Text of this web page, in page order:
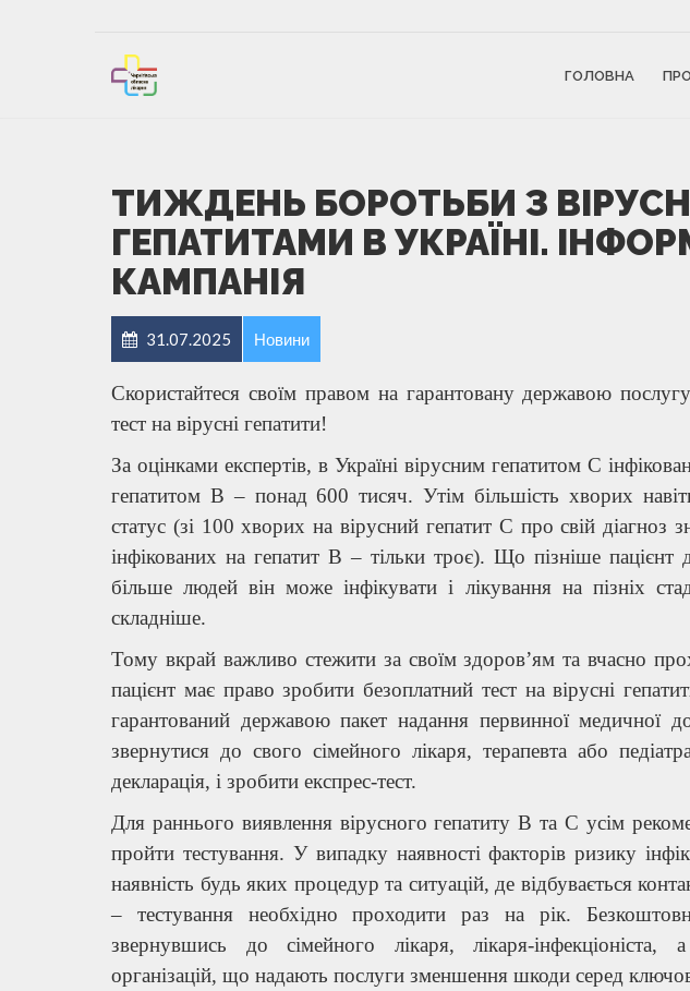
ГОЛОВНА
ТИЖДЕНЬ БОРОТЬБИ З
ГЕПАТИТАМИ В УКРАЇНІ.
КАМПАНІЯ
31.07.2025 Новини
Скористайтеся своїм правом на гарантовану державою
тест на вірусні гепатити!
За оцінками експертів, в Україні вірусним гепатитом С
гепатитом В – понад 600 тисяч. Утім більшість хворих
статус (зі 100 хворих на вірусний гепатит С про свій діагноз
інфікованих на гепатит В – тільки троє). Що пізніше пацієнт
більше людей він може інфікувати і лікування на пізніх
складніше.
Тому вкрай важливо стежити за своїм здоров’ям та вчасно
пацієнт має право зробити безоплатний тест на вірусні
гарантований державою пакет надання первинної медичної
звернутися до свого сімейного лікаря, терапевта або
декларація, і зробити експрес-тест.
Для раннього виявлення вірусного гепатиту В та С усім
пройти тестування. У випадку наявності факторів ризику
наявність будь яких процедур та ситуацій, де відбувається
– тестування необхідно проходити раз на рік.
звернувшись до сімейного лікаря, лікаря-
організацій, що надають послуги зменшення шкоди серед